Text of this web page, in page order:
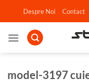
Despre Noi Contact
model-3197